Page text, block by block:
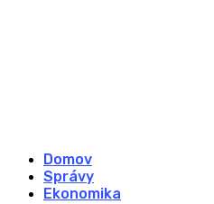
Domov
Správy
Ekonomika